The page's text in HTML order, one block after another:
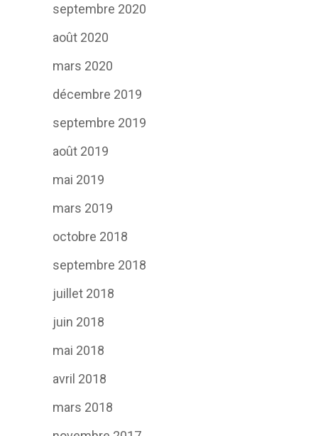
septembre 2020
août 2020
mars 2020
décembre 2019
septembre 2019
août 2019
mai 2019
mars 2019
octobre 2018
septembre 2018
juillet 2018
juin 2018
mai 2018
avril 2018
mars 2018